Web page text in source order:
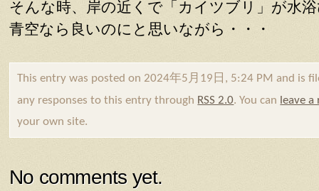
そんな時、岸の近くで「カイツブリ」が水
青空なら良いのにと思いながら・・・
This entry was posted on 2024年5月19日, 5:24 PM and is
any responses to this entry through RSS 2.0. You can leave a
your own site.
No comments yet.